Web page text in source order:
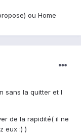
ou Home
sans la quitter et l
de la rapidité( il ne
eux :) )